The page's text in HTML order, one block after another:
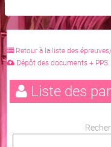
Retour à la liste des
Dépôt des documents + PPS
Liste des